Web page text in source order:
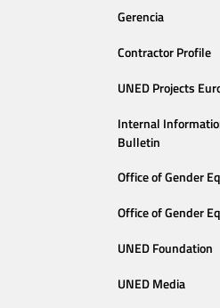
Gerencia
Contractor Profile
UNED Projects
Internal
Bulletin
Office of Gender
Office of Gender
UNED Foundation
UNED Media